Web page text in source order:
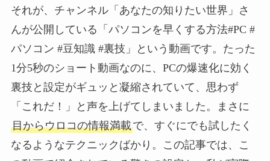
それが、チャンネル「あなたの知りたい世界」さ
んが公開している「パソコンを早くする方法#PC #
パソコン #豆知識 #裏技」という動画です。たった
1分5秒のショート動画なのに、PCの爆速化に効く
裏技と設定がギュッと凝縮されていて、思わず
「これだ！」と声を上げてしまいました。まさに
目からウロコの情報満載で、すぐにでも試したく
なるようなテクニックばかり。この記事では、こ